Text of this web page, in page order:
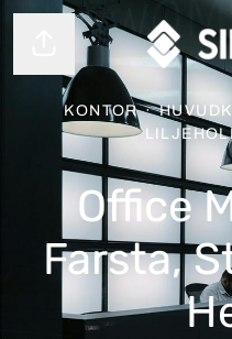
Dela sidan
KONTOR ·
Office
Farsta,